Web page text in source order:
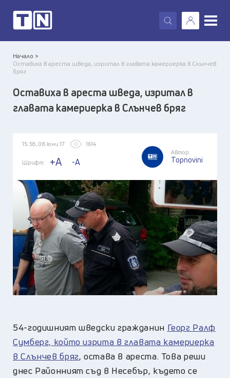
X
Начало >
Оставиха в ареста шведа, изритал в главата камериерка в Слънчев
бряг
Оставиха в ареста шведа, изритал в
главата камериерка в Слънчев бряг
15:38, 08 юни 17 1614
Шрифт: +A -A
Автор:
Topnovini
54-годишният шведски гражданин Георг Ралф
Сумберг, който изрита в главата камериерка
в Слънчев бряг, остава в ареста. Това реши
днес Районният съд в Несебър, където се